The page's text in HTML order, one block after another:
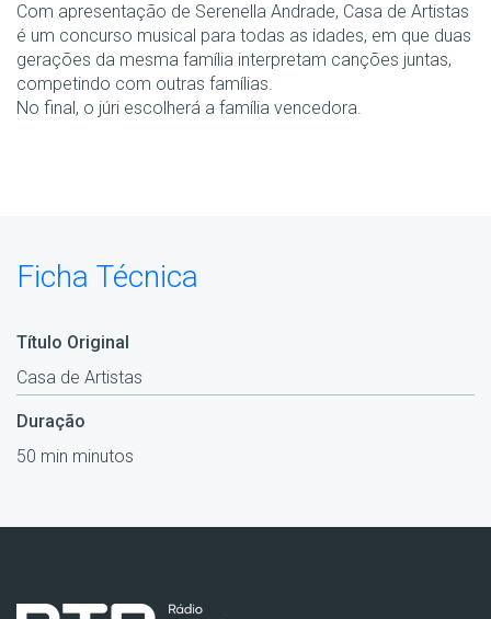
Com apresentação de Serenella Andrade, Casa de Artistas
é um concurso musical para todas as idades, em que duas
gerações da mesma família interpretam canções juntas,
competindo com outras famílias.
No final, o júri escolherá a família vencedora.
Ficha Técnica
Título Original
Casa de Artistas
Duração
50 min minutos